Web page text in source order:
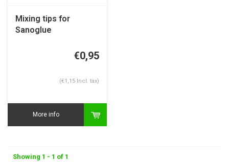
Mixing tips for
Sanoglue
€0,95
(€1,15 Incl. tax)
More info
Showing 1 - 1 of 1